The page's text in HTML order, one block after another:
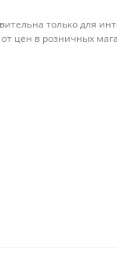
только для
от цен в розничных